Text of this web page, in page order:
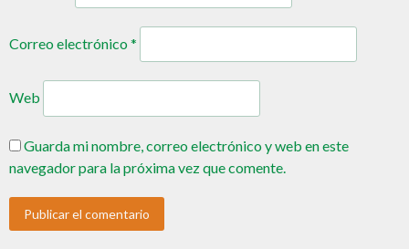
Correo electrónico*
Web
Guarda mi nombre, correo electrónico y web en este
navegador para la próxima vez que comente.